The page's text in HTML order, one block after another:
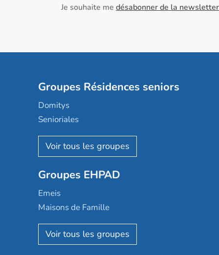
Je souhaite me désabonner de la newsletter
Groupes Résidences seniors
Domitys
Senioriales
Nohée
Les Résidentiels
Mobicap
Domusvi
Happy Senior
Aquarelia
Nexity edenea
Groupes EHPAD
Emeis
Maisons de Famille
Korian
Emera